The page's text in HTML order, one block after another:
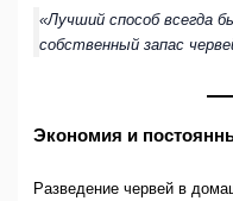
«Лучший способ всегда
собственный запас
Экономия и
Разведение червей в